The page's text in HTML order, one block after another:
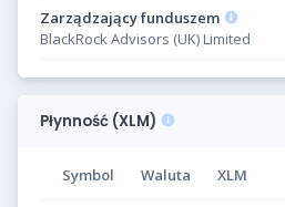
Zarządzający funduszem
BlackRock Advisors (UK) Limited
Płynność (XLM)
Symbol Waluta XLM